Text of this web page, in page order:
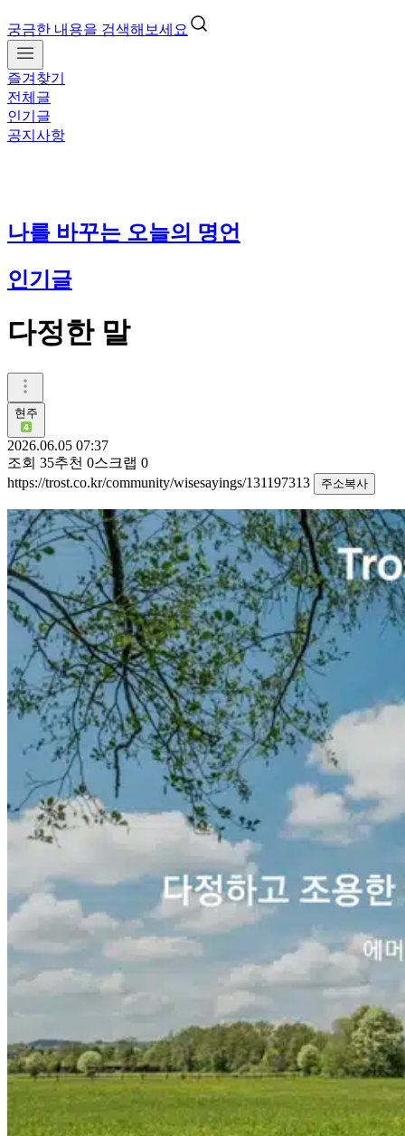
궁금한 내용을 검색해보세요
즐겨찾기
전체글
인기글
공지사항
나를 바꾸는 오늘의 명언
인기글
다정한 말
현주
2026.06.05 07:37
조회 35추천 0스크랩 0
https://trost.co.kr/community/wisesayings/131197313
주소복사